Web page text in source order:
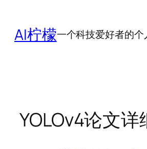
AI柠檬一个科技爱好者的个
YOLOv4论文详